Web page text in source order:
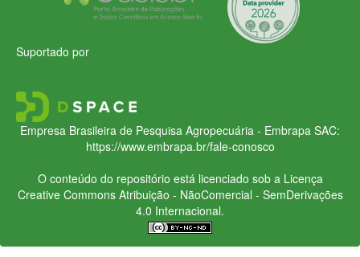
Suportado por
Empresa Brasileira de Pesquisa Agropecuária - Embrapa SAC:
https://www.embrapa.br/fale-conosco
O conteúdo do repositório está licenciado sob a Licença
Creative CommonsAtribuição - NãoComercial - SemDerivações
4.0 Internacional.